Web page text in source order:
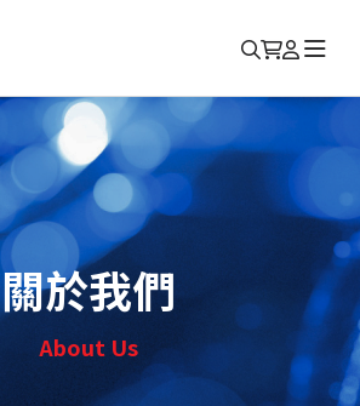
關於我們
About Us